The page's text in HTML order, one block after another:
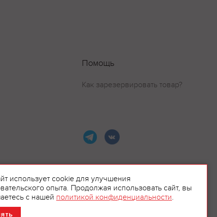
Помощь
Как зарезервировать товар?
использует cookie для улучшения
опыта. Продолжая использовать сайт, вы
с нашей политикой конфиденциальности.